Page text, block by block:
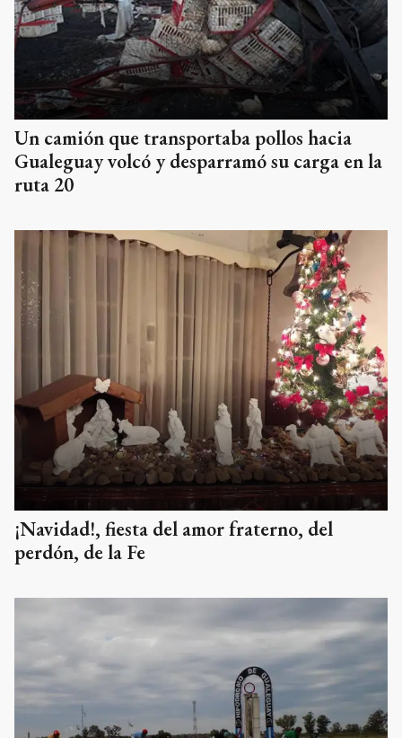
Un camión que transportaba pollos hacia
Gualeguay volcó y desparramó su carga en la
ruta 20
¡Navidad!, fiesta del amor fraterno, del
perdón, de la Fe